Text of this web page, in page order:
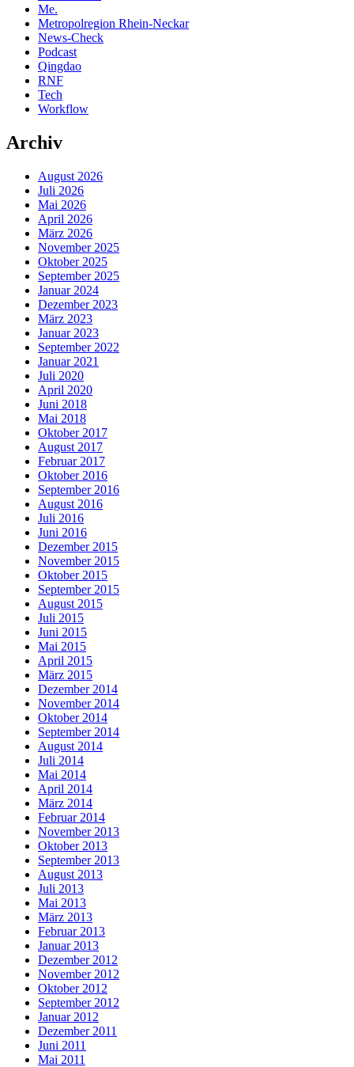
Me.
Metropolregion Rhein-Neckar
News-Check
Podcast
Qingdao
RNF
Tech
Workflow
Archiv
August 2026
Juli 2026
Mai 2026
April 2026
März 2026
November 2025
Oktober 2025
September 2025
Januar 2024
Dezember 2023
März 2023
Januar 2023
September 2022
Januar 2021
Juli 2020
April 2020
Juni 2018
Mai 2018
Oktober 2017
August 2017
Februar 2017
Oktober 2016
September 2016
August 2016
Juli 2016
Juni 2016
Dezember 2015
November 2015
Oktober 2015
September 2015
August 2015
Juli 2015
Juni 2015
Mai 2015
April 2015
März 2015
Dezember 2014
November 2014
Oktober 2014
September 2014
August 2014
Juli 2014
Mai 2014
April 2014
März 2014
Februar 2014
November 2013
Oktober 2013
September 2013
August 2013
Juli 2013
Mai 2013
März 2013
Februar 2013
Januar 2013
Dezember 2012
November 2012
Oktober 2012
September 2012
Januar 2012
Dezember 2011
Juni 2011
Mai 2011